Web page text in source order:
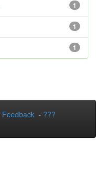
1
1
1
Feedback - ???